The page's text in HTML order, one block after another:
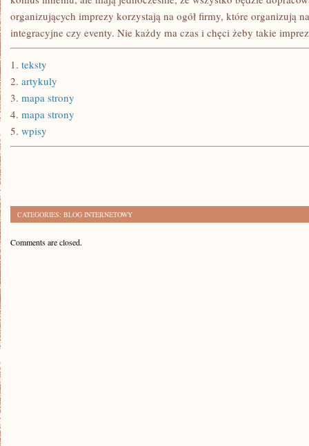
organizujących imprezy korzystają na ogół firmy, które organizują
integracyjne czy eventy. Nie każdy ma czas i chęci żeby takie
1. teksty
2. artykuly
3. mapa strony
4. mapa strony
5. wpisy
CATEGORIES: BLOG INTERNETOWY
Comments are closed.